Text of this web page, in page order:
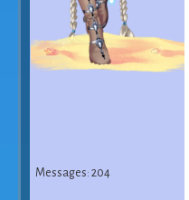
Messages: 204